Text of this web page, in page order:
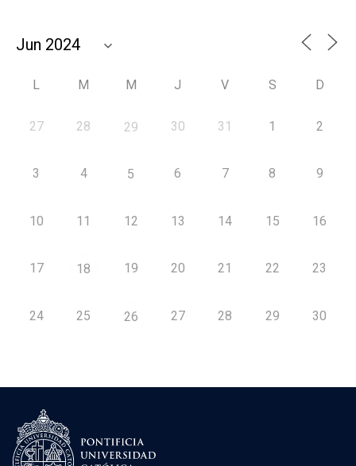
L M M J V S D
27 28 29 30 31 1 2
3 4 5 6 7 8 9
10 11 12 13 14 15 16
17 18 19 20 21 22 23
24 25 26 27 28 29 30